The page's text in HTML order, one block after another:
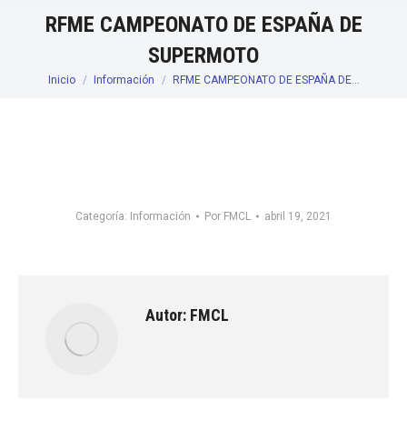
RFME CAMPEONATO DE ESPAÑA DE
SUPERMOTO
Estás aquí:
Inicio Información RFME CAMPEONATO DE ESPAÑA DE…
Categoría: Información Por FMCL abril 19, 2021
Autor: FMCL